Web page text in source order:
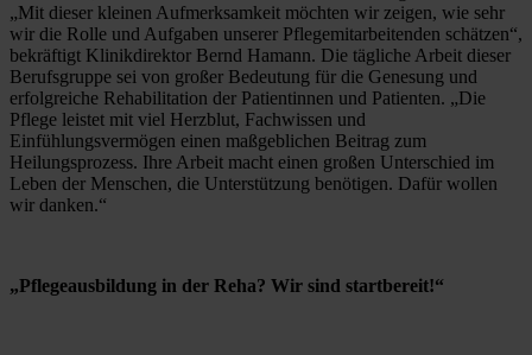
„Mit dieser kleinen Aufmerksamkeit möchten wir zeigen, wie sehr
wir die Rolle und Aufgaben unserer Pflegemitarbeitenden schätzen“,
bekräftigt Klinikdirektor Bernd Hamann. Die tägliche Arbeit dieser
Berufsgruppe sei von großer Bedeutung für die Genesung und
erfolgreiche Rehabilitation der Patientinnen und Patienten. „Die
Pflege leistet mit viel Herzblut, Fachwissen und
Einfühlungsvermögen einen maßgeblichen Beitrag zum
Heilungsprozess. Ihre Arbeit macht einen großen Unterschied im
Leben der Menschen, die Unterstützung benötigen. Dafür wollen
wir danken.“
„Pflegeausbildung in der Reha? Wir sind startbereit!“